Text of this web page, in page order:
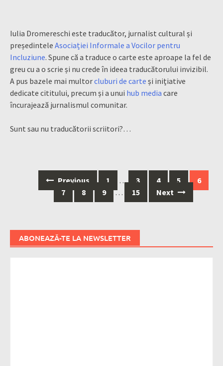
Iulia Dromereschi este traducător, jurnalist cultural și
președintele Asociației Informale a Vocilor pentru
Incluziune. Spune că a traduce o carte este aproape la fel de
greu cu a o scrie și nu crede în ideea traducătorului invizibil.
A pus bazele mai multorcluburi de carte și inițiative
dedicate cititului, precum și a unui hub media care
încurajează jurnalismul comunitar.
Sunt sau nu traducătorii scriitori?…
navigation
Previous 1 … 3 4 5
6
7
8 9 … 15 Next
ABONEAZĂ-TE LA NEWSLETTER